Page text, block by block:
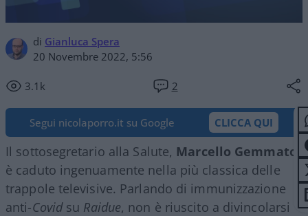
di Gianluca Spera
20 Novembre 2022, 5:56
3.1k 2
Segui nicolaporro.it su Google CLICCA QUI
Il sottosegretario alla Salute, Marcello Gemmato
è caduto ingenuamente nella più classica delle
trappole televisive. Parlando di immunizzazione
anti-Covidsu Raidue, non è riuscito a divincolarsi